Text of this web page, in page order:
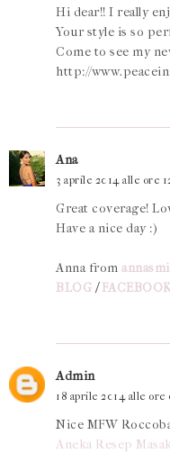
Hi dear!! I really
Your style is so
Come to see my
http://
Ana
3 aprile 2014 alle ore
Great coverage!
Have a nice day :)
Anna from
BLOG /
Admin
18 aprile 2014 alle ore
Nice MFW
Aneka Resep